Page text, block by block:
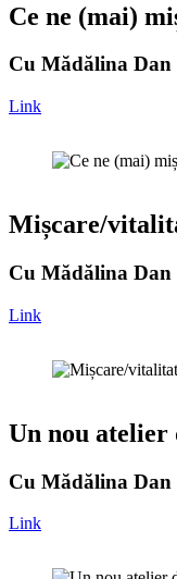
Ce ne (mai)
Cu Mădălina Dan
Link
Mișcare/
Cu Mădălina Dan
Link
Un nou atelier
Cu Mădălina Dan
Link